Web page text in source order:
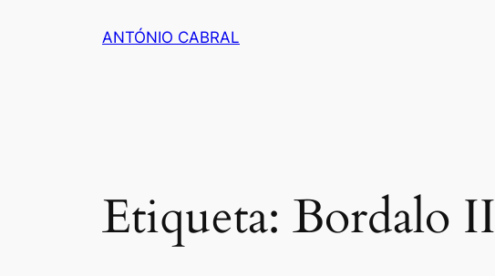
ANTÓNIO CABRAL
Etiqueta: Bordalo II